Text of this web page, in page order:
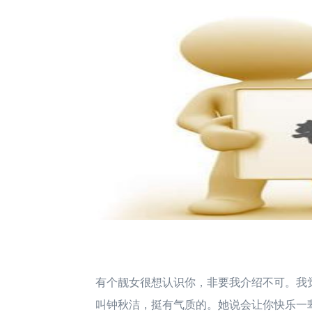
有个靓女很想认识你，非要我介绍不可。
叫钟秋洁，挺有气质的。她说会让你快乐一